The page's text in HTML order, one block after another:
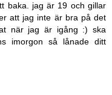
baka. jag är 19 och gillar
att jag inte är bra på det
när jag är igång :) ska
imorgon så lånade ditt